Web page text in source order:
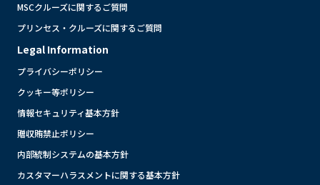
MSCクルーズに関するご質問
プリンセス・クルーズに関するご質問
Legal Information
プライバシーポリシー
クッキー等ポリシー
情報セキュリティ基本方針
贈収賄禁止ポリシー
内部統制システムの基本方針
カスタマーハラスメントに関する基本方針